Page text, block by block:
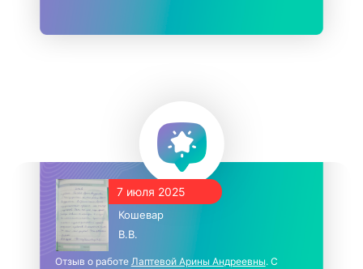
7 июля 2025
Кошевар
В.В.
Отзыв о работе Лаптевой Арины Андреевны. С